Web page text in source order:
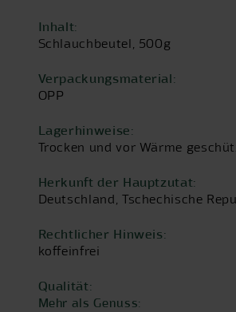
Inhalt:
Schlauchbeutel, 500g
Verpackungsmaterial:
OPP
Lagerhinweise:
Trocken und vor Wärme
Herkunft der Hauptzutat:
Deutschland, Tschechische
Rechtlicher Hinweis:
koffeinfrei
Qualität:
Mehr als Genuss: